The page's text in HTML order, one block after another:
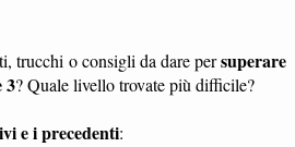
trucchi o consigli da dare persuperare
3? Quale livello trovate più difficile?
e i precedenti: